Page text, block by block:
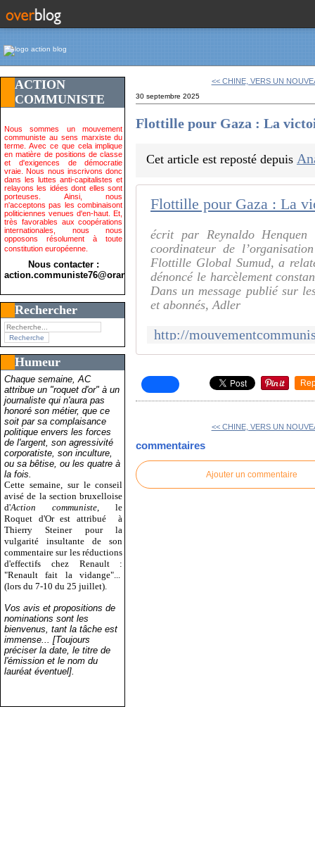
ACTION
COMMUNISTE
Nous sommes un mouvement
communiste au sens marxiste du
terme. Avec ce que cela implique
en matière de positions de classe
et d'exigences de démocratie
vraie. Nous nous inscrivons donc
dans les luttes anti-capitalistes et
relayons les idées dont elles sont
porteuses. Ainsi, nous
n'acceptons pas les combinaisont
politiciennes venues d'en-haut. Et,
très favorables aux coopérations
internationales, nous nous
opposons résolument à toute
constitution européenne.
Nous contacter :
action.communiste76@orange.fr>
Rechercher
Humeur
Chaque semaine, AC
attribue un "roquet d'or" à un
journaliste qui n'aura pas
honoré son métier, que ce
soit par sa complaisance
politique envers les forces
de l'argent, son agressivité
corporatiste, son inculture,
ou sa bêtise, ou les quatre à
la fois.
Cette semaine, sur le conseil
avisé de la section bruxelloise
d'Action communiste , le
Roquet d'Or est attribué
à
Thierry Steiner pour la
vulgarité insultante de son
commentaire sur les réductions
d'effectifs chez Renault :
"Renault fait la vidange"...
(lors du 7-10 du 25 juillet).
Vos avis et propositions de
nominations sont les
bienvenus, tant la tâche est
immense... [Toujours
préciser la date, le titre de
l'émission et le nom du
lauréat éventuel].
<< CHINE, VERS UN
30 septembre 2025
Flottille pour Gaza : La
Cet article est reposté depuis
écrit par Reynaldo
coordinateur de
Flottille Global Sumud, a
dénoncé le harcèlement
Dans un message publié sur
et abonnés, Adler
<< CHINE, VERS UN
commentaires
Ajouter un commentaire